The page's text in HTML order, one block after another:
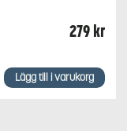
279kr
Lägg till i varukorg